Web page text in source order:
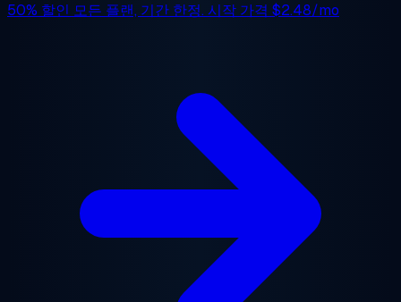
50% 할인 모든 플랜, 기간 한정. 시작 가격 $2.48/mo